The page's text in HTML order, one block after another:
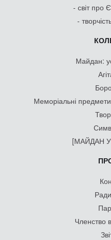
- світ про
-
Майдан:
Меморіальні
[МАЙДАН
Членство